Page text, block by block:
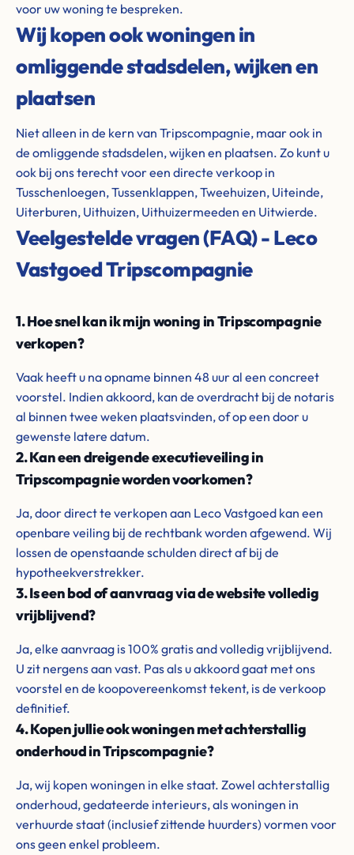
voor uw woning te bespreken.
Wij kopen ook woningen in
omliggende stadsdelen, wijken en
plaatsen
Niet alleen in de kern van Tripscompagnie, maar ook in
de omliggende stadsdelen, wijken en plaatsen. Zo kunt u
ook bij ons terecht voor een directe verkoop in
Tusschenloegen, Tussenklappen, Tweehuizen, Uiteinde,
Uiterburen, Uithuizen, Uithuizermeeden en Uitwierde.
Veelgestelde vragen (FAQ) - Leco
Vastgoed Tripscompagnie
1. Hoe snel kan ik mijn woning in Tripscompagnie
verkopen?
Vaak heeft u na opname binnen 48 uur al een concreet
voorstel. Indien akkoord, kan de overdracht bij de notaris
al binnen twee weken plaatsvinden, of op een door u
gewenste latere datum.
2. Kan een dreigende executieveiling in
Tripscompagnie worden voorkomen?
Ja, door direct te verkopen aan Leco Vastgoed kan een
openbare veiling bij de rechtbank worden afgewend. Wij
lossen de openstaande schulden direct af bij de
hypotheekverstrekker.
3. Is een bod of aanvraag via de website volledig
vrijblijvend?
Ja, elke aanvraag is 100% gratis and volledig vrijblijvend.
U zit nergens aan vast. Pas als u akkoord gaat met ons
voorstel en de koopovereenkomst tekent, is de verkoop
definitief.
4. Kopen jullie ook woningen met achterstallig
onderhoud in Tripscompagnie?
Ja, wij kopen woningen in elke staat. Zowel achterstallig
onderhoud, gedateerde interieurs, als woningen in
verhuurde staat (inclusief zittende huurders) vormen voor
ons geen enkel probleem.